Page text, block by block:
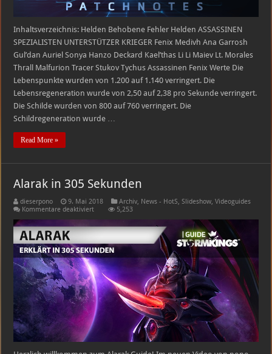
Inhaltsverzeichnis: Helden Behobene Fehler Helden ASSASSINEN
SPEZIALISTEN UNTERSTÜTZER KRIEGER Fenix Medivh Ana Garrosh
Gul’dan Auriel Sonya Hanzo Deckard Kael’thas Li Li Maiev Lt. Morales
Thrall Malfurion Tracer Stukov Tychus Assassinen Fenix Werte Die
Lebenspunkte wurden von 1.200 auf 1.140 verringert. Die
Lebensregeneration wurde von 2,50 auf 2,38 pro Sekunde verringert.
Die Schilde wurden von 800 auf 760 verringert. Die
Schildregeneration wurde …
Read More »
Alarak in 305 Sekunden
dieserpono 9. Mai 2018 Archiv, News - HotS,Slideshow,Videoguides
Kommentare deaktiviertfür
in
305
Sekunden
5,253